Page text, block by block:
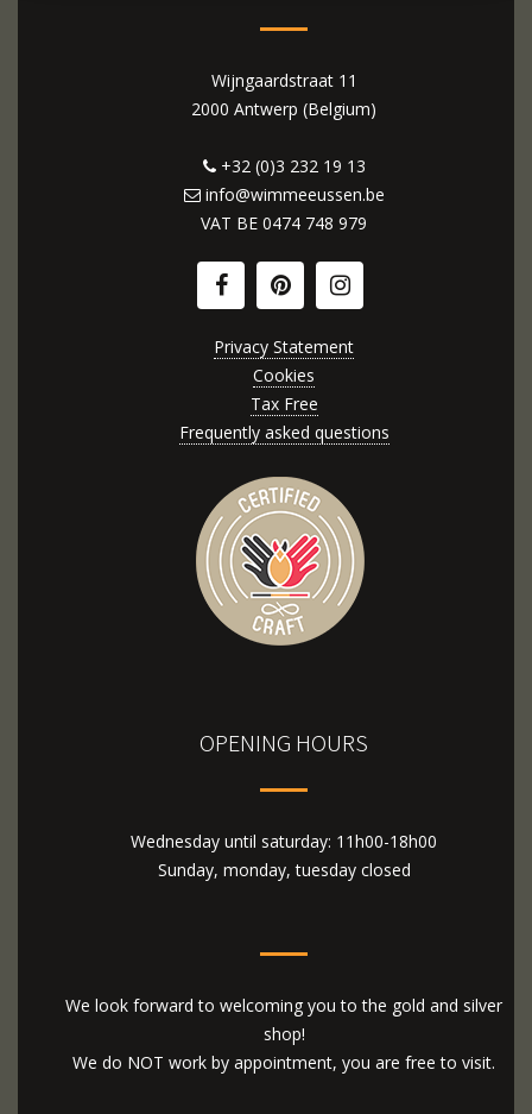
Wijngaardstraat 11
2000 Antwerp (Belgium)
+32 (0)3 232 19 13
info@wimmeeussen.be
VAT BE 0474 748 979
Privacy Statement
Cookies
Tax Free
Frequently asked questions
OPENING HOURS
Wednesday until saturday: 11h00-18h00
Sunday, monday, tuesday closed
We look forward to welcoming you to the gold and silver
shop!
We do NOT work by appointment, you are free to visit.